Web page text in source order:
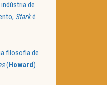
de
Starké
filosofia de
(Howard).